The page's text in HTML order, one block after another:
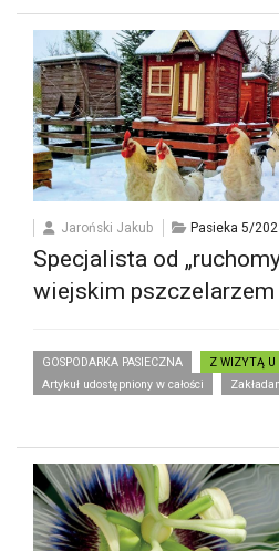
Jaroński Jakub Pasieka 5/
Specjalista od
wiejskim pszczelarzem
GOSPODARKA PASIECZNA
Z WIZYTĄ U
Artykuł udostępniony w całości